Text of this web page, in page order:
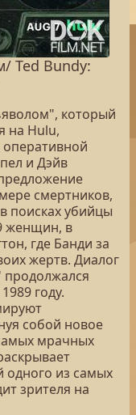
Ted Bundy:
который
на Hulu,
оперативной
и Дэйв
смертников,
поисках убийцы
женщин, в
где Банди за
жертв. Диалог
году.
собой новое
мрачных
одного из самых
зрителя на